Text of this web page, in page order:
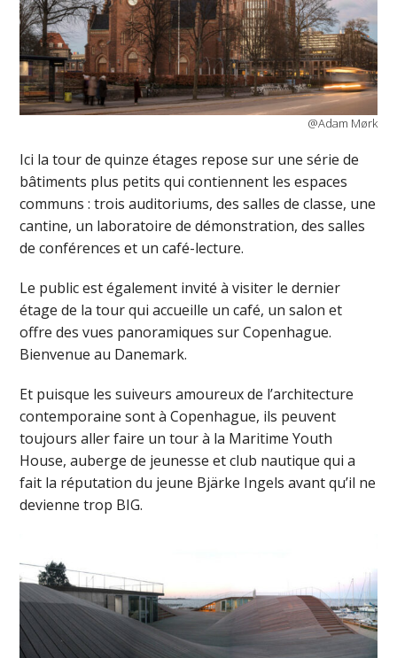
@Adam Mørk
Ici la tour de quinze étages repose sur une série de
bâtiments plus petits qui contiennent les espaces
communs : trois auditoriums, des salles de classe, une
cantine, un laboratoire de démonstration, des salles
de conférences et un café-lecture.
Le public est également invité à visiter le dernier
étage de la tour qui accueille un café, un salon et
offre des vues panoramiques sur Copenhague.
Bienvenue au Danemark.
Et puisque les suiveurs amoureux de l’architecture
contemporaine sont à Copenhague, ils peuvent
toujours aller faire un tour à la Maritime Youth
House, auberge de jeunesse et club nautique qui a
fait la réputation du jeune Bjärke Ingels avant qu’il ne
devienne trop BIG.